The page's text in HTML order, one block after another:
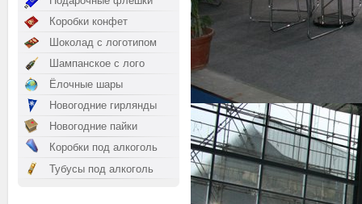
Коробки конфет
Шоколад с логотипом
Шампанское с лого
Ёлочные шары
Новогодние гирлянды
Новогодние пайки
Коробки под алкоголь
Тубусы под алкоголь